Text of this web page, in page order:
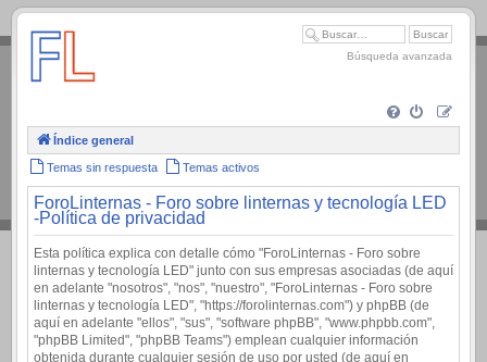
.
Búsqueda avanzada
Índice general
Temas sin respuesta Temas activos
ForoLinternas - Foro sobre linternas y tecnología LED
-Política de privacidad
Esta política explica con detalle cómo "ForoLinternas - Foro sobre
linternas y tecnología LED" junto con sus empresas asociadas (de aquí
en adelante "nosotros", "nos", "nuestro", "ForoLinternas - Foro sobre
linternas y tecnología LED", "https://forolinternas.com") y phpBB (de
aquí en adelante "ellos", "sus", "software phpBB", "www.phpbb.com",
"phpBB Limited", "phpBB Teams") emplean cualquier información
obtenida durante cualquier sesión de uso por usted (de aquí en